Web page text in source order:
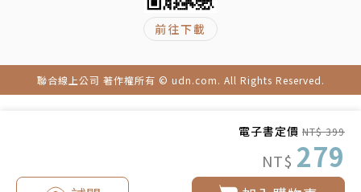
電子書定價 NT$ 399
NT$ 279
死；屍臭驚擾了鄰居惹來紛紛議論，也惹來禿鷹盤旋。
長子凱許摔斷腿，被家人以便宜水泥固定應急，最後終
次子達爾一直知道所有家人的祕密，脆弱的他不堪精神
女兒杜葳和男友在棉花田裡初嘗禁果，不小心懷孕，想
墮胎卻被藥房夥計誘騙，甚至連父親也拿走男友給的墮
達爾
瓦達曼
前往下載
聯合線上公司 著作權所有 © udn.com. All Rights Reserved.